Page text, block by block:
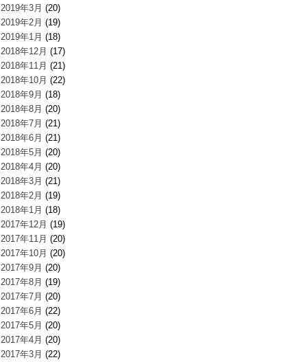
2019年3月 (20)
2019年2月 (19)
2019年1月 (18)
2018年12月 (17)
2018年11月 (21)
2018年10月 (22)
2018年9月 (18)
2018年8月 (20)
2018年7月 (21)
2018年6月 (21)
2018年5月 (20)
2018年4月 (20)
2018年3月 (21)
2018年2月 (19)
2018年1月 (18)
2017年12月 (19)
2017年11月 (20)
2017年10月 (20)
2017年9月 (20)
2017年8月 (19)
2017年7月 (20)
2017年6月 (22)
2017年5月 (20)
2017年4月 (20)
2017年3月 (22)